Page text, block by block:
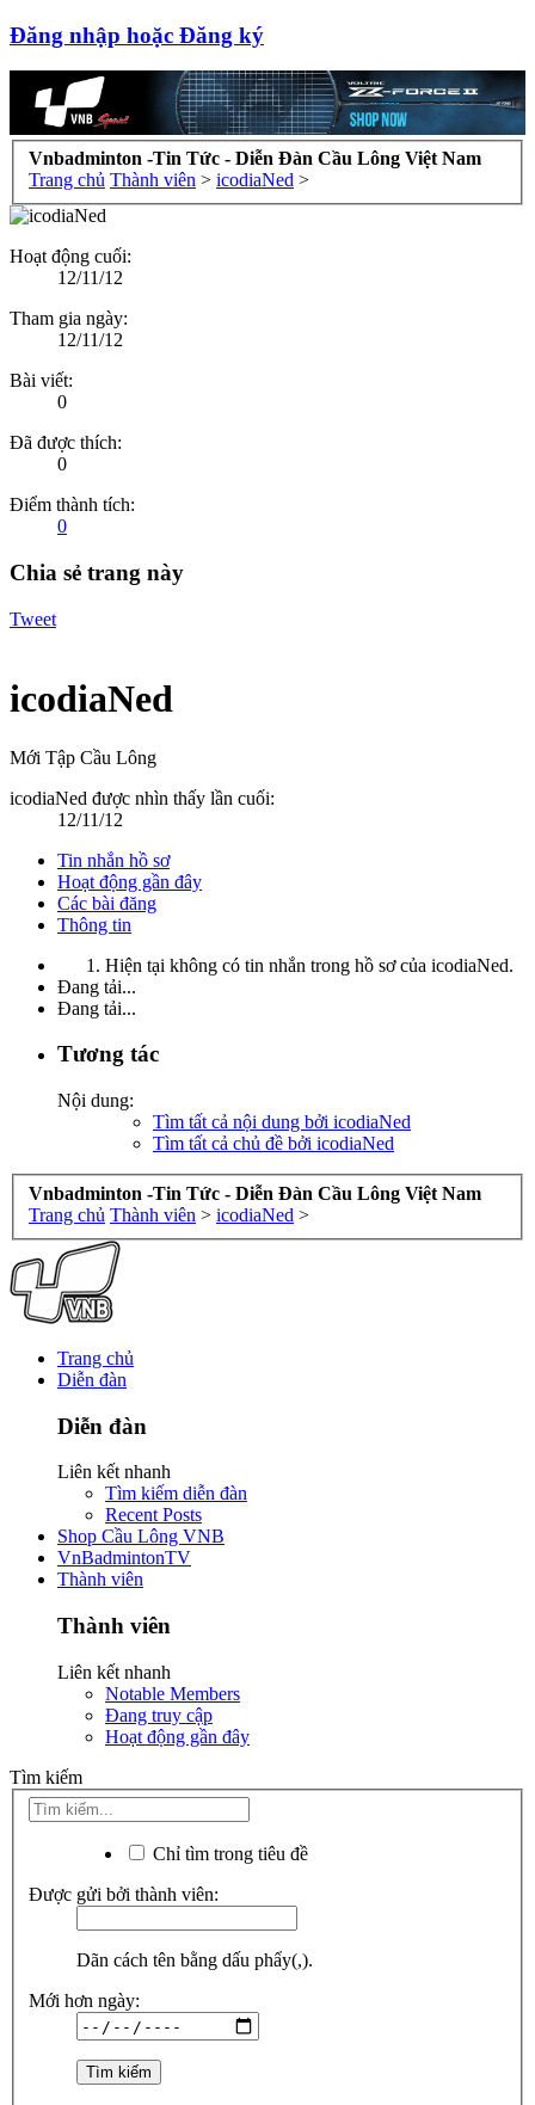
Đăng nhập hoặc Đăng ký
Vnbadminton -Tin Tức - Diễn Đàn Cầu Lông Việt Nam
Trang chủ Thành viên > icodiaNed >
Hoạt động cuối:
12/11/12
Tham gia ngày:
12/11/12
Bài viết:
0
Đã được thích:
0
Điểm thành tích:
0
Chia sẻ trang này
Tweet
icodiaNed
Mới Tập Cầu Lông
icodiaNed được nhìn thấy lần cuối:
12/11/12
Tin nhắn hồ sơ
Hoạt động gần đây
Các bài đăng
Thông tin
Hiện tại không có tin nhắn trong hồ sơ của icodiaNed.
Đang tải...
Đang tải...
Tương tác
Nội dung:
Tìm tất cả nội dung bởi icodiaNed
Tìm tất cả chủ đề bởi icodiaNed
Vnbadminton -Tin Tức - Diễn Đàn Cầu Lông Việt Nam
Trang chủ Thành viên > icodiaNed >
Trang chủ
Diễn đàn
Diễn đàn
Liên kết nhanh
Tìm kiếm diễn đàn
Recent Posts
Shop Cầu Lông VNB
VnBadmintonTV
Thành viên
Thành viên
Liên kết nhanh
Notable Members
Đang truy cập
Hoạt động gần đây
Tìm kiếm
Chỉ tìm trong tiêu đề
Được gửi bởi thành viên:
Dãn cách tên bằng dấu phẩy(,).
Mới hơn ngày: